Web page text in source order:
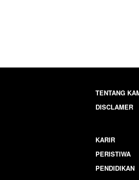
TENTANG
DISCLAMER
KARIR
PERISTIWA
PENDIDIKAN